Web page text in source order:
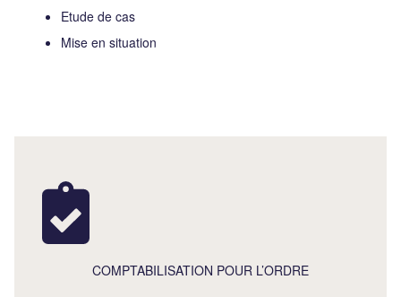
Etude de cas
Mise en situation
COMPTABILISATION POUR L’ORDRE